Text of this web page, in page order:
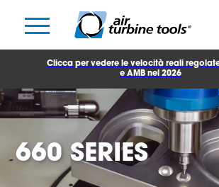
Clicca per vedere le velocità reali regolate
e AMB nel 2026
660 SERIES